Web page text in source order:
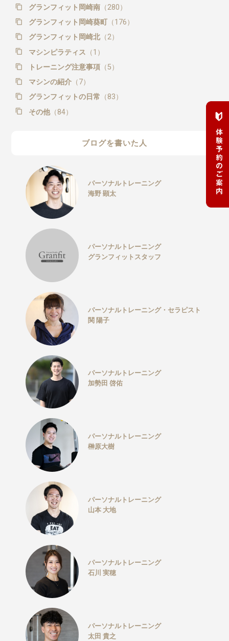
グランフィット岡崎南（280）
グランフィット岡崎葵町（176）
グランフィット岡崎北（2）
マシンピラティス （1）
トレーニング注意事項（5）
マシンの紹介（7）
グランフィットの日常 （83）
その他（84）
ブログを書いた人
パーソナルトレーニング
海野 顕太
パーソナルトレーニング
グランフィットスタッフ
パーソナルトレーニング・セラピスト
関 陽子
パーソナルトレーニング
加勢田 啓佑
パーソナルトレーニング
榊原大樹
パーソナルトレーニング
山本 大地
パーソナルトレーニング
石川 実穂
パーソナルトレーニング
太田 貴之